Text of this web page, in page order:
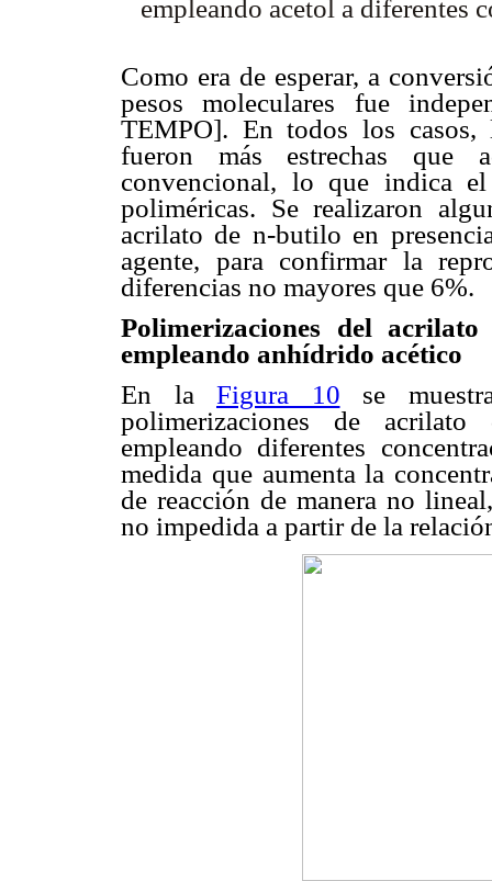
empleando acetol a diferentes
Como era de esperar, a
pesos moleculares fue
TEMPO]. En todos los casos,
fueron más estrechas que
convencional, lo que indica
poliméricas. Se realizaron
acrilato de n-butilo en
agente, para confirmar la
diferencias no mayores que 6%.
Polimerizaciones del
empleando anhídrido acético
En la Figura 10 se
polimerizaciones de
empleando diferentes
medida que aumenta la
de reacción de manera no
no impedida a partir de la